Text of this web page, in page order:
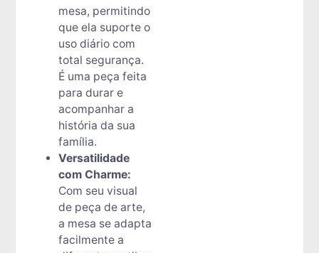
mesa, permitindo
que ela suporte o
uso diário com
total segurança.
É uma peça feita
para durar e
acompanhar a
história da sua
família.
Versatilidade
com Charme:
Com seu visual
de peça de arte,
a mesa se adapta
facilmente a